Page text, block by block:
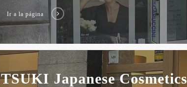
Ir a la página
TSUKI Japanese Cosmetics